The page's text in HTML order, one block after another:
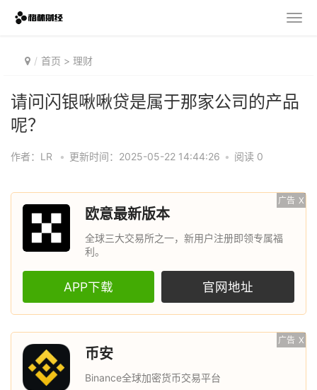
首页 > 理财
请问闪银啾啾贷是属于那家公司的产品
呢？
作者：LR • 更新时间：2025-05-22 14:44:26 • 阅读 0
广告 X
欧意最新版本
全球三大交易所之一，新用户注册即领专属福
利。
APP下载 官网地址
广告 X
币安
Binance全球加密货币交易平台